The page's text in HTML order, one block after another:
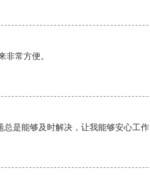
非常方便。
是能够及时解决，让我能够安心工作